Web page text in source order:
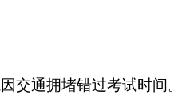
交通拥堵错过考试时间。